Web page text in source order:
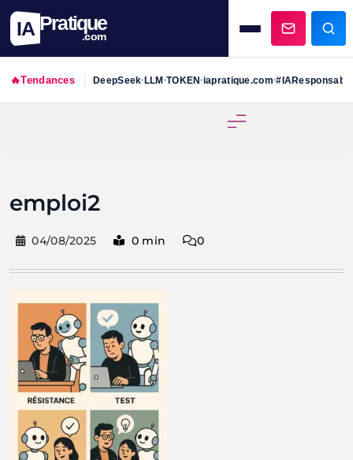
IA Pratique
.com
🔥Tendances DeepSeek•LLM•TOKEN•iapratique.com•#IAResponsable
emploi2
04/08/2025 0 min 0